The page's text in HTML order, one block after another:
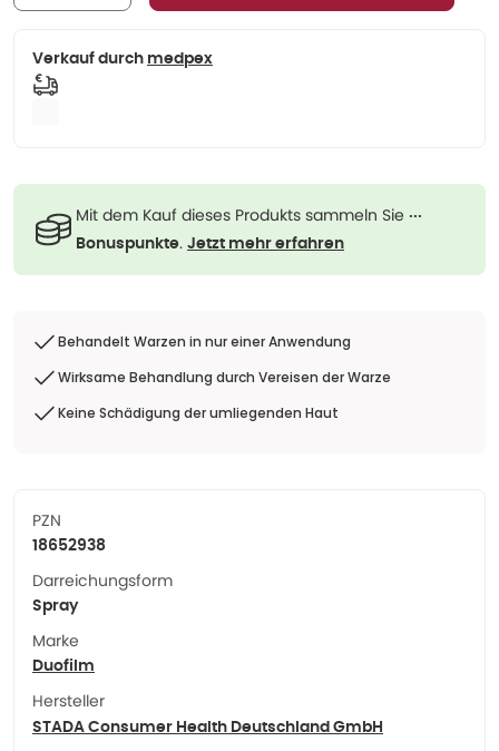
Verkauf durch medpex
Mit dem Kauf dieses Produkts sammeln Sie ···
Bonuspunkte. Jetzt mehr erfahren
Behandelt Warzen in nur einer Anwendung
Wirksame Behandlung durch Vereisen der Warze
Keine Schädigung der umliegenden Haut
PZN
18652938
Darreichungsform
Spray
Marke
Duofilm
Hersteller
STADA Consumer Health Deutschland GmbH